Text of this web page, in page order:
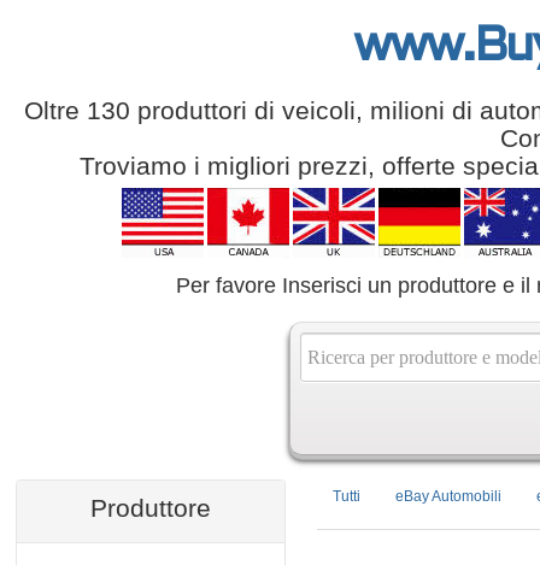
Oltre 130 produttori di veicoli, milioni di
Troviamo i migliori prezzi, offerte
Per favore Inserisci un produttore e
Produttore Tutti eBay Automobili